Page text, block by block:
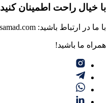
با خیال راحت اطمینان کنید
با ما در ارتباط باشید: info@azarbasamad.com
همراه ما باشید!